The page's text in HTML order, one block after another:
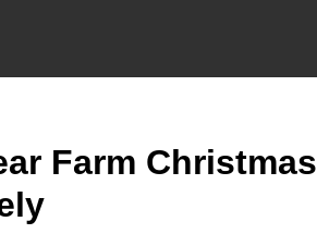
Farm Christmas